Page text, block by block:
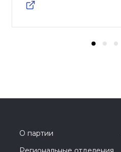
О партии